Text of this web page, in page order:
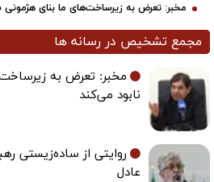
مخبر: تعرض به زیرساخت‌های ما بنای هژمونی
مجمع تشخیص در رسانه ها
مخبر: تعرض به
نابود می‌کند
روایتی از ساده‌زیستی
عادل